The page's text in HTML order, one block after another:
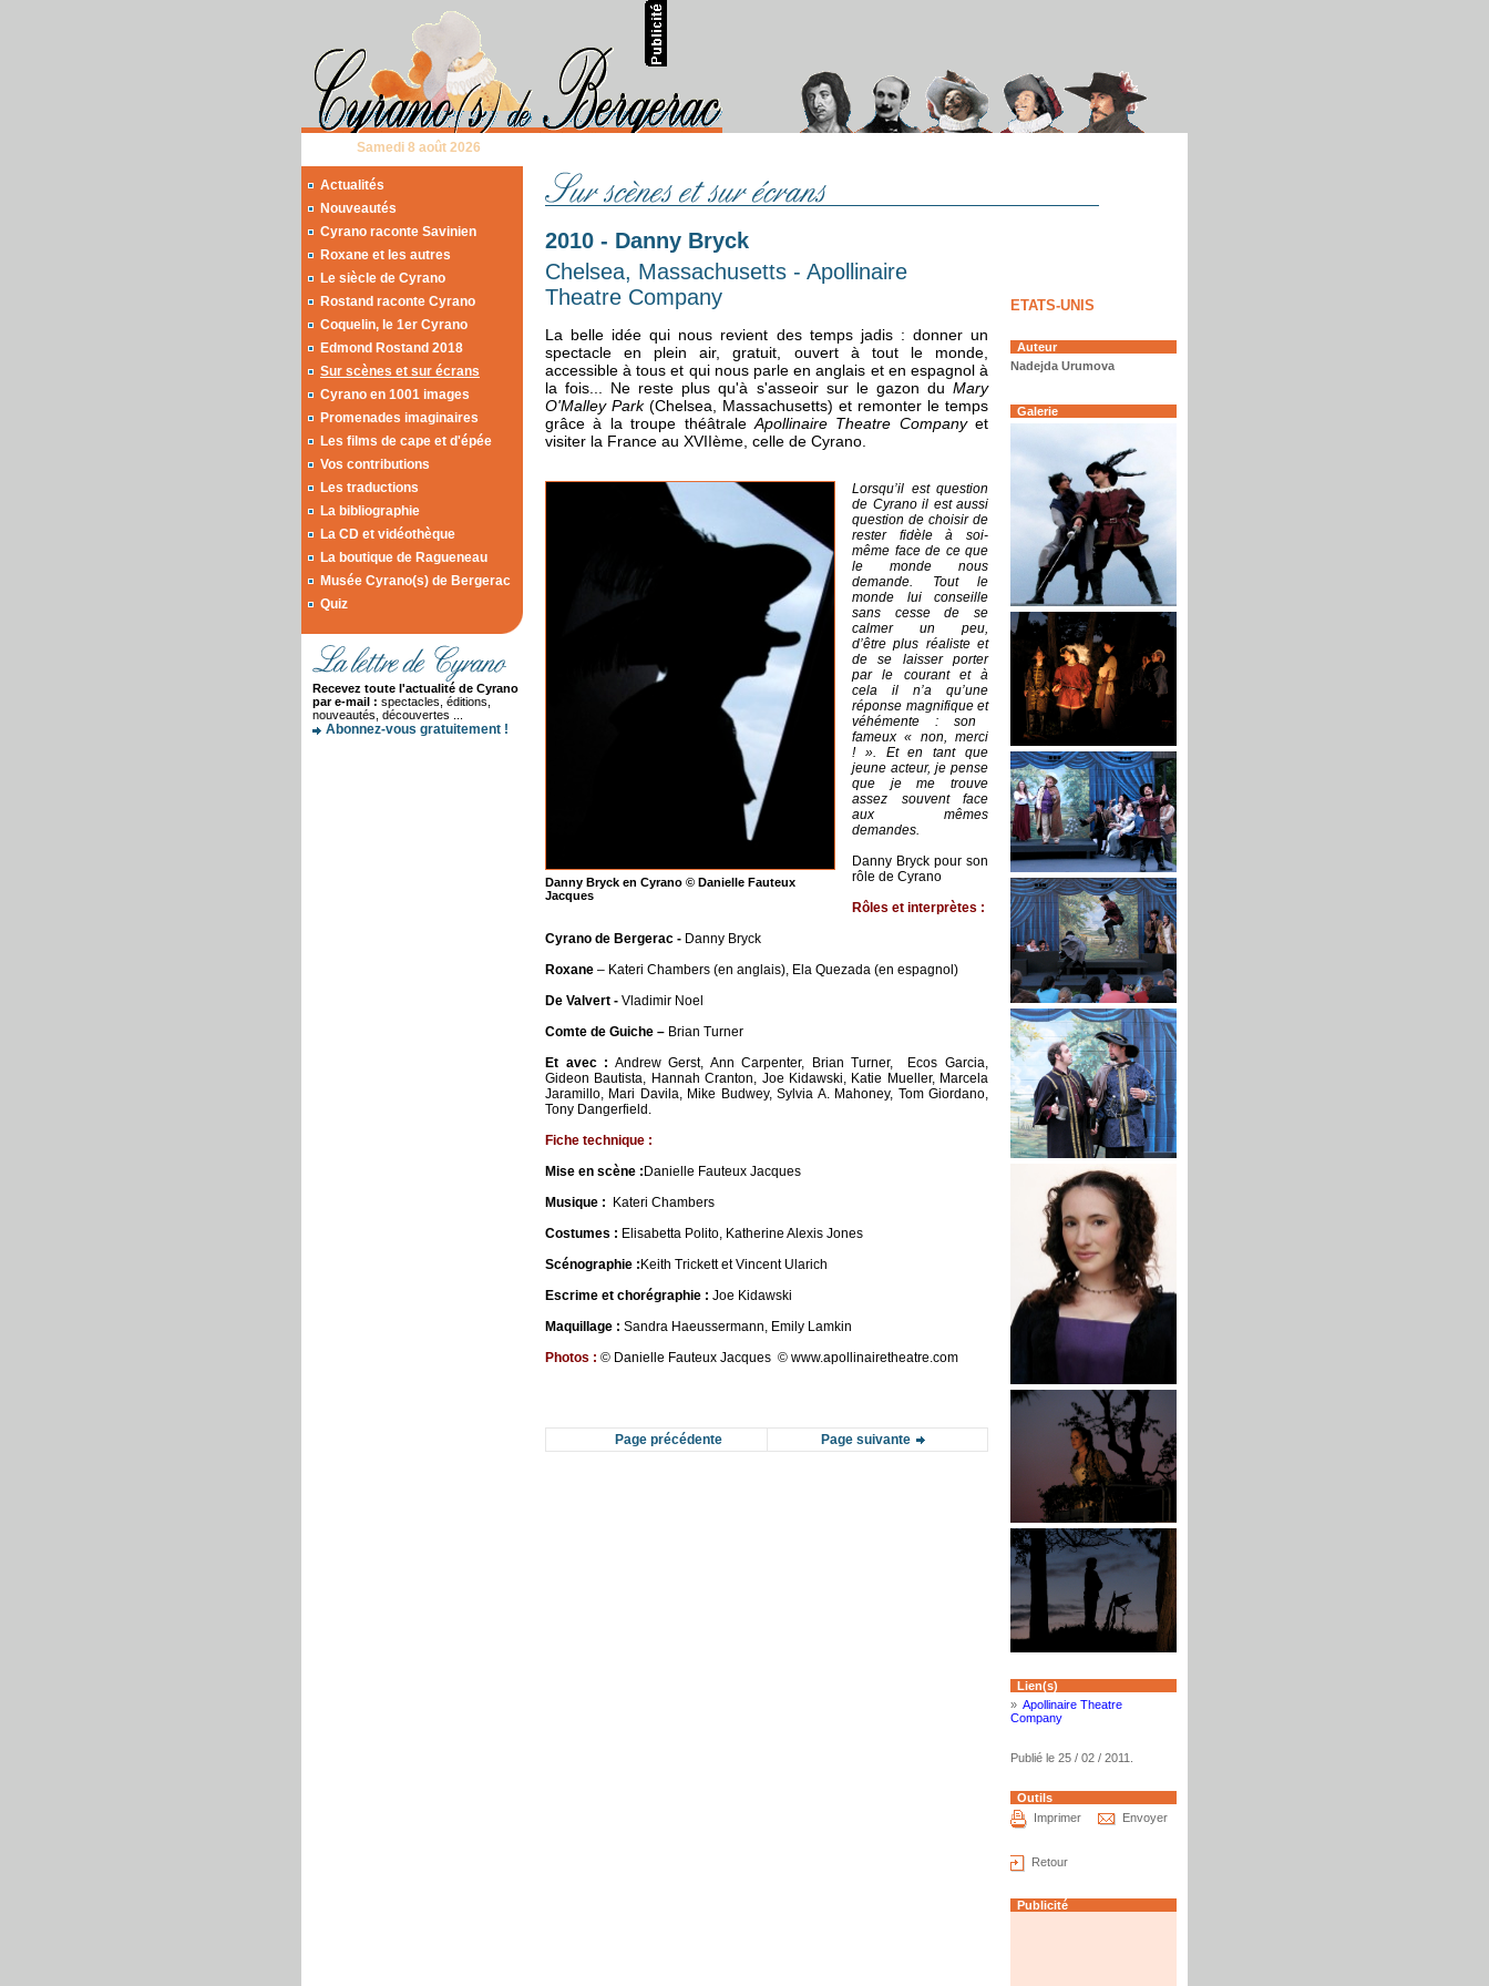
Samedi 8 août 2026
Actualités
Nouveautés
Cyrano raconte Savinien
Roxane et les autres
Le siècle de Cyrano
Rostand raconte Cyrano
Coquelin, le 1er Cyrano
Edmond Rostand 2018
Sur scènes et sur écrans
Cyrano en 1001 images
Promenades imaginaires
Les films de cape et d'épée
Vos contributions
Les traductions
La bibliographie
La CD et vidéothèque
La boutique de Ragueneau
Musée Cyrano(s) de Bergerac
Quiz
Recevez toute l'actualité de Cyrano
par e-mail : spectacles, éditions,
nouveautés, découvertes ...
Abonnez-vous gratuitement !
2010 - Danny Bryck
Chelsea, Massachusetts - Apollinaire
Theatre Company
La belle idée qui nous revient des temps jadis : donner un
spectacle en plein air, gratuit, ouvert à tout le monde,
accessible à tous et qui nous parle en anglais et en espagnol à
la fois... Ne reste plus qu'à s'asseoir sur le gazon du Mary
O'Malley Park(Chelsea, Massachusetts) et remonter le temps
grâce à la troupe théâtrale Apollinaire Theatre Companyet
visiter la France au XVIIème, celle de Cyrano.
Danny Bryck en Cyrano © Danielle Fauteux
Jacques
Lorsqu’il est question
de Cyranoil est aussi
question de choisir de
rester fidèle à soi-
même face de ce que
le monde nous
demande. Tout le
monde lui conseille
sans cesse de se
calmer un peu,
d’êtreplus réalisteet
dese laisserporter
parle courant et à
cela il n’a qu’une
réponse magnifiqueet
véhémente : son
fameux« non, merci
! ». Et en tant que
jeune acteur, je pense
que je me trouve
assez souvent face
aux mêmes
demandes.
Danny Bryck pour son
rôle de Cyrano
Rô les et interprètes :
Cyrano de Bergerac - Danny Bryck
Roxane – Kateri Chambers (en anglais), Ela Quezada (en espagnol)
De Valvert - Vladimir Noel
Comte de Guiche – Brian Turner
Et avec : Andrew Gerst, Ann Carpenter, Brian Turner, Ecos Garcia,
Gideon Bautista, Hannah Cranton, Joe Kidawski, Katie Mueller, Marcela
Jaramillo, Mari Davila, Mike Budwey, Sylvia A. Mahoney, Tom Giordano,
Tony Dangerfield.
Fiche technique :
Mise en scène : Danielle Fauteux Jacques
Musique :
Kateri Chambers
Costumes : Elisabetta Polito, Katherine Alexis Jones
Scénographie : Keith Trickett et Vincent Ularich
Escrime et chorégraphie : Joe Kidawski
Maquillage : Sandra Haeussermann, Emily Lamkin
Photos : © Danielle Fauteux Jacques © www.apollinairetheatre.com
Page précédente Page suivante
ETATS-UNIS
Auteur
Nadejda Urumova
Galerie
Lien(s)
» Apollinaire Theatre
Company
Publié le 25 / 02 / 2011.
Outils
Imprimer
Envoyer
Retour
Publicité